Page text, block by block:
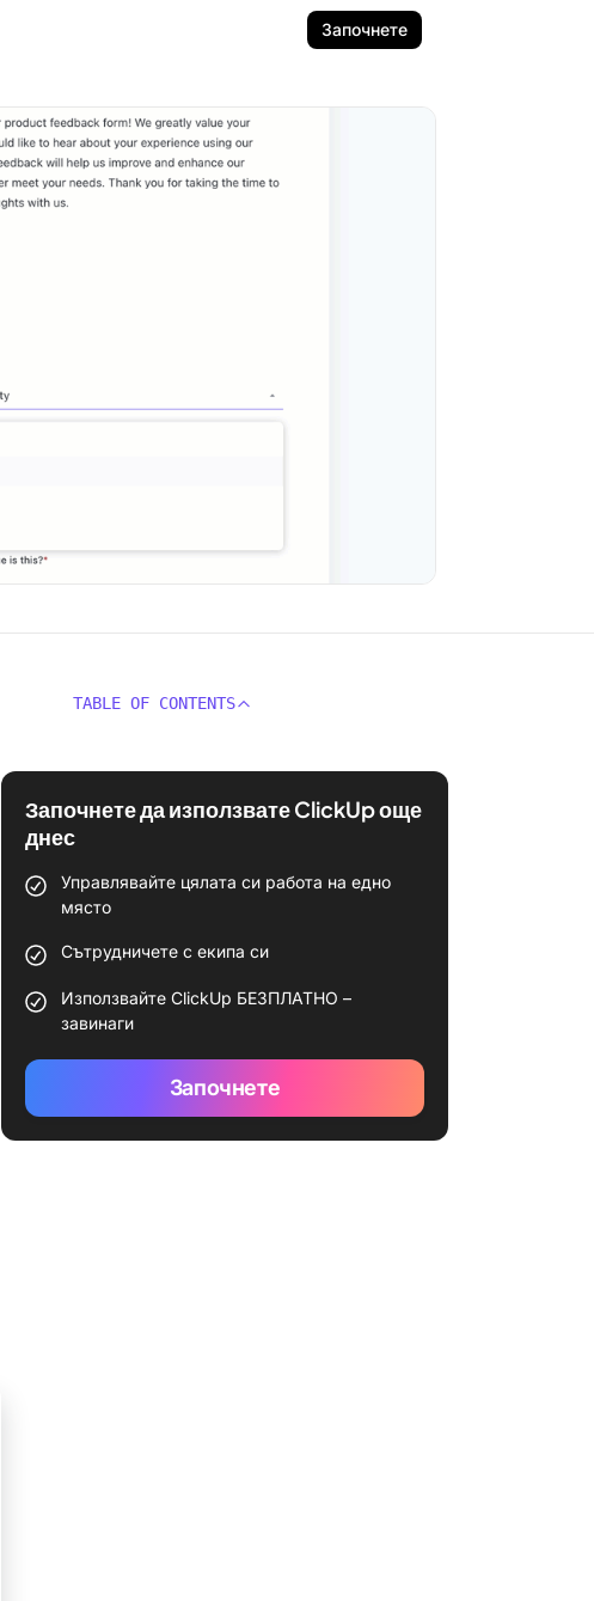
Започнете
TABLE OF CONTENTS
Започнете да използвате ClickUp още
днес
Управлявайте цялата си работа на едно
място
Сътрудничете с екипа си
Използвайте ClickUp БЕЗПЛАТНО –
завинаги
Започнете